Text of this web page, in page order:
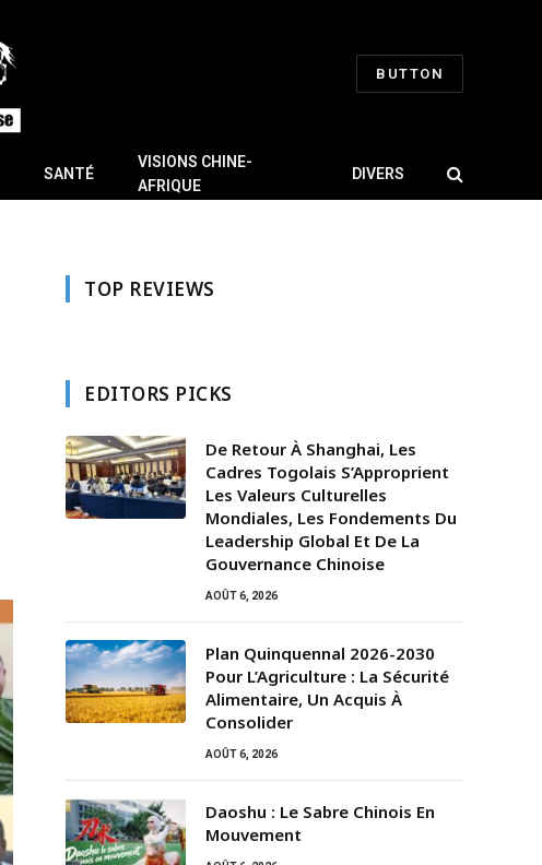
BUTTON
SANTÉ
VISIONS CHINE-
AFRIQUE
DIVERS
TOP REVIEWS
EDITORS PICKS
De Retour À Shanghai, Les
Cadres Togolais S’Approprient
Les Valeurs Culturelles
Mondiales, Les Fondements Du
Leadership Global Et De La
Gouvernance Chinoise
AOÛT 6, 2026
Plan Quinquennal 2026-2030
Pour L’Agriculture : La Sécurité
Alimentaire, Un Acquis À
Consolider
AOÛT 6, 2026
Daoshu : Le Sabre Chinois En
Mouvement